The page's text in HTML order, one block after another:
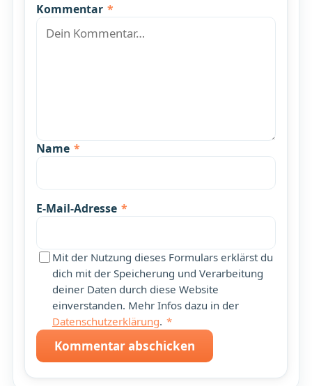
Kommentar *
Name *
E-Mail-Adresse *
Mit der Nutzung dieses Formulars erklärst du
dich mit der Speicherung und Verarbeitung
deiner Daten durch diese Website
einverstanden. Mehr Infos dazu in der
Datenschutzerklärung. *
Kommentar abschicken